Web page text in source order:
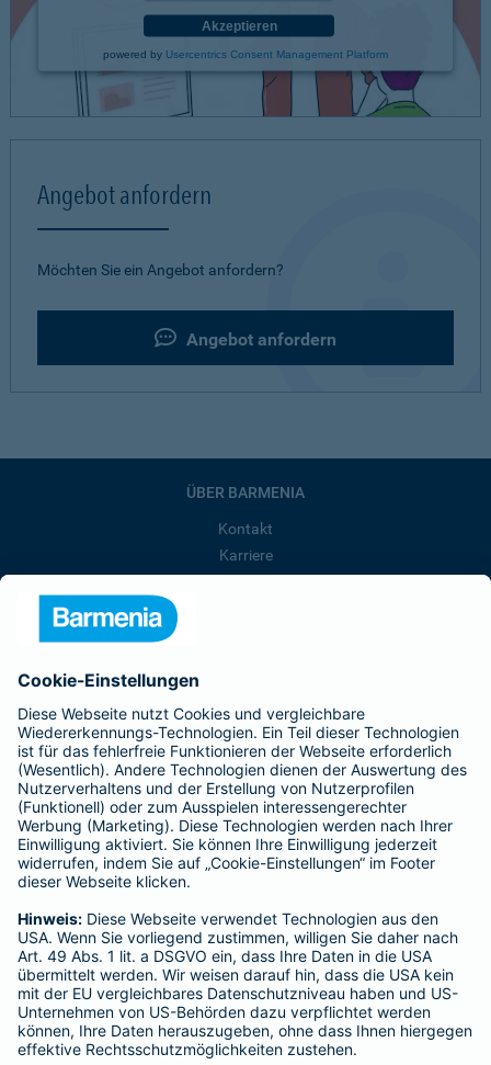
Akzeptieren
powered by Usercentrics Consent Management Platform
Angebot anfordern
Möchten Sie ein Angebot anfordern?
Angebot anfordern
ÜBER BARMENIA
Kontakt
Karriere
Presse
Barmenia ist Teil der BarmeniaGothaer
BELIEBTE SEITEN
Kranken-Zusatzversicherung
Tierversicherungen
Haftpflichtversicherung
Hausratversicherung
Adresse ändern
Schaden melden
Kilometerstandsmeldung
Serviceübersicht